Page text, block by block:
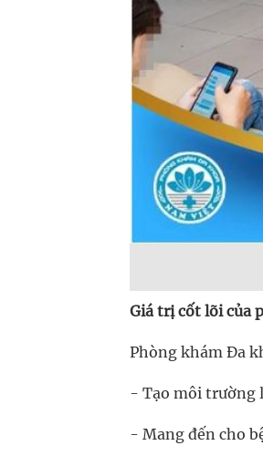
Giá trị cốt lõi của
Phòng khám Đa
- Tạo môi trường
- Mang đến cho